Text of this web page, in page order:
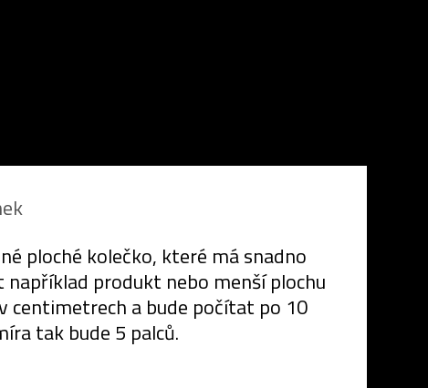
ploché kolečko, které má snadno
produkt nebo menší plochu
centimetrech a bude počítat po 10
tak bude 5 palců.